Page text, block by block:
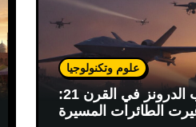
علوم وتكنولوجيا
حرب الدرونز في القرن 21:
الطائرات المسيرة